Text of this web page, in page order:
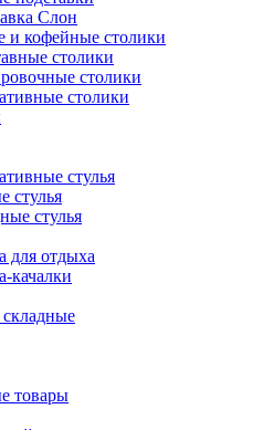
Слон
и кофейные столики
столики
столики
столики
стулья
стулья
стулья
для отдыха
качалки
товары